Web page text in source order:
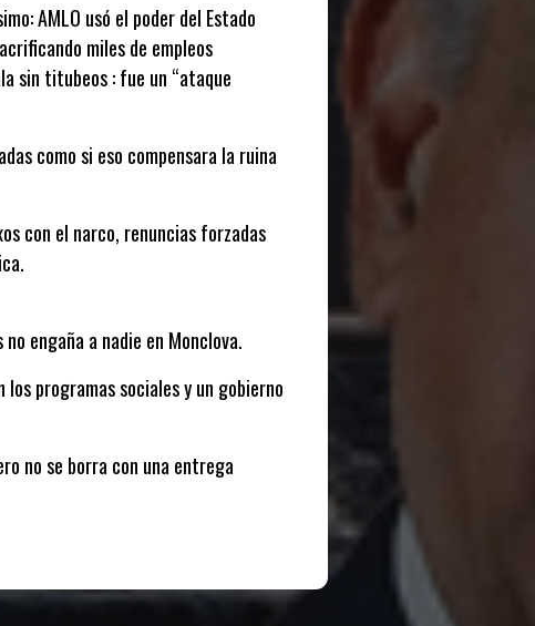
AMLO usó el poder del Estado
miles de empleos
sin titubeos : fue un “ataque
como si eso compensara la ruina
con el narco, renuncias forzadas
engaña a nadie en Monclova.
programas sociales y un gobierno
no se borra con una entrega